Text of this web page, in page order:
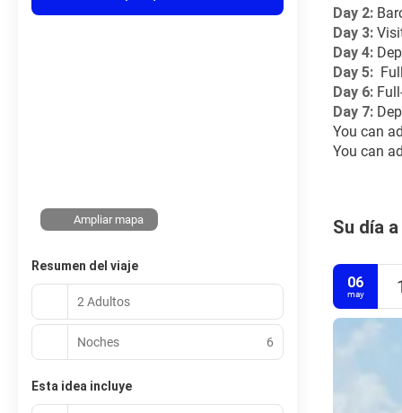
Day 2:
Day 3:
Day 4:
Day 5:
Day 6:
Day 7:
You can
You can
Su día
06
may
Ampliar mapa
Resumen del viaje
2 Adultos
Noches 6
Esta idea incluye